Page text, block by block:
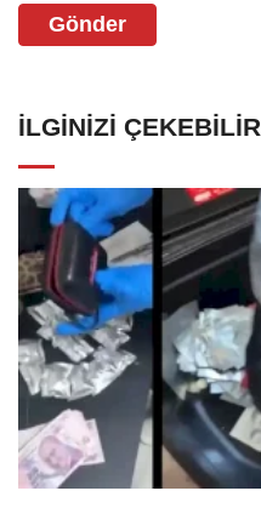
Gönder
İLGINIZI ÇEKEBILIR